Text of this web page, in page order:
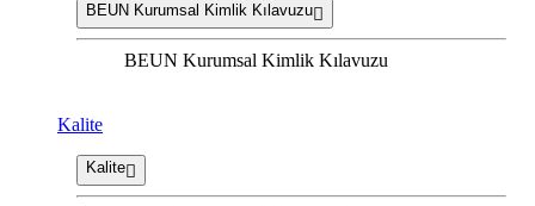
BEUN Kurumsal Kimlik Kılavuzu
BEUN Kurumsal Kimlik Kılavuzu
Kalite
Kalite